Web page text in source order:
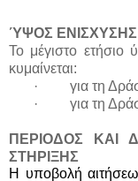
ΎΨΟΣ ΕΝΙΣΧΥΣΗΣ
Το μέγιστο ετήσιο
κυμαίνεται:
·
για τη
·
για τη
ΠΕΡΙΟΔΟΣ ΚΑΙ
ΣΤΗΡΙΞΗΣ
Η υποβολή